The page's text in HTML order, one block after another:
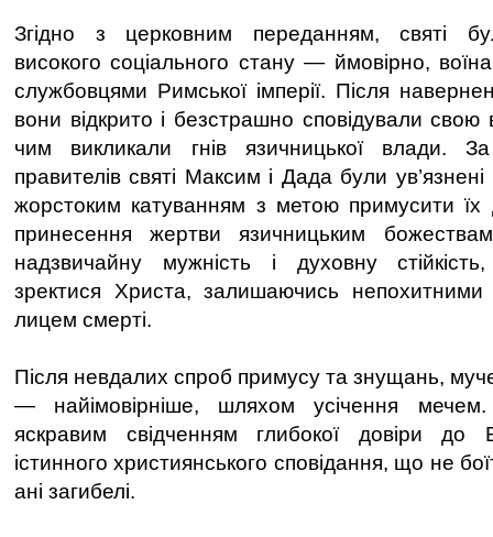
Згідно з церковним переданням, святі
високого соціального стану — ймовірно,
службовцями Римської імперії. Після
вони відкрито і безстрашно сповідували свою
чим викликали гнів язичницької влади.
правителів святі Максим і Дада були
жорстоким катуванням з метою примусити їх
принесення жертви язичницьким
надзвичайну мужність і духовну
зректися Христа, залишаючись непохитними
лицем смерті.
Після невдалих спроб примусу та знущань,
— найімовірніше, шляхом усічення мечем.
яскравим свідченням глибокої довіри до
істинного християнського сповідання, що не
ані загибелі.